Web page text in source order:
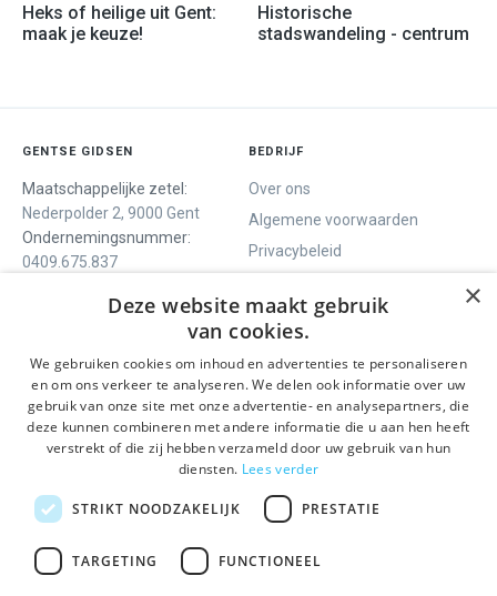
Heks of heilige uit Gent:
maak je keuze!
Historische
stadswandeling - centrum
GENTSE GIDSEN
Maatschappelijke zetel:
Nederpolder 2, 9000 Gent
Ondernemingsnummer:
0409.675.837
BEDRIJF
Over ons
Algemene voorwaarden
Privacybeleid
ONS AANBOD
Rondleidingen
Dagprogramma
Activiteiten
SOCIALS
Facebook
Instagram
LinkedIn
BLIJF OP DE HOOGTE
×
Deze website maakt gebruik
van cookies.
We gebruiken cookies om inhoud en advertenties te personaliseren
en om ons verkeer te analyseren. We delen ook informatie over uw
gebruik van onze site met onze advertentie- en analysepartners, die
deze kunnen combineren met andere informatie die u aan hen heeft
verstrekt of die zij hebben verzameld door uw gebruik van hun
diensten. Lees verder
STRIKT NOODZAKELIJK PRESTATIE
TARGETING FUNCTIONEEL